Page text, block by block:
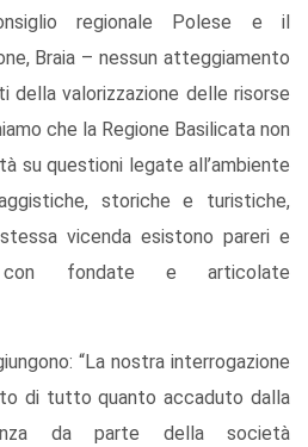
regionale Polese e il
Braia – nessun atteggiamento
della valorizzazione delle risorse
che la Regione Basilicata non
su questioni legate all’ambiente
storiche e turistiche,
vicenda esistono pareri e
con fondate e articolate
“La nostra interrogazione
di tutto quanto accaduto dalla
da parte della società